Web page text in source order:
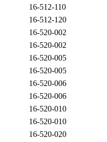
16-512-110
16-512-120
16-520-002
16-520-002
16-520-005
16-520-005
16-520-006
16-520-006
16-520-010
16-520-010
16-520-020